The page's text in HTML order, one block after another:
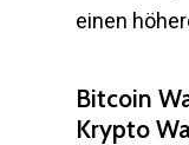
einen
Bitcoin
Krypto